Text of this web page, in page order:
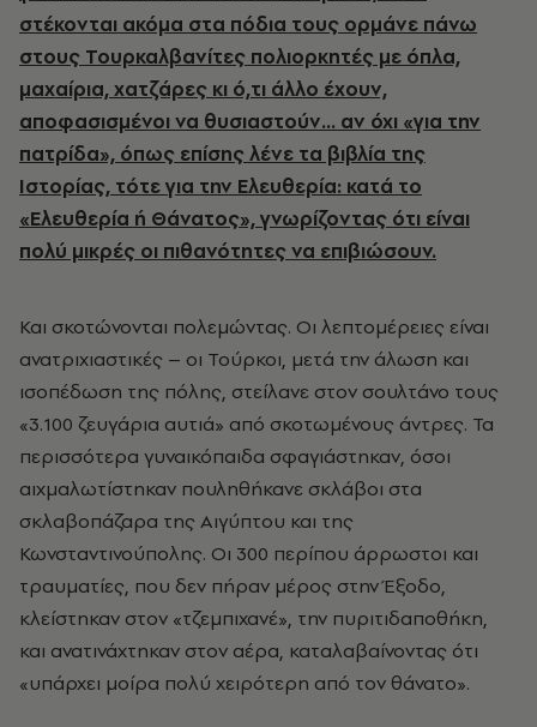
στέκονται ακόμα στα πόδια τους ορμάνε πάνω
στους Τουρκαλβανίτες πολιορκητές με όπλα,
μαχαίρια, χατζάρες κι ό,τι άλλο έχουν,
αποφασισμένοι να θυσιαστούν… αν όχι «για την
πατρίδα», όπως επίσης λένε τα βιβλία της
Ιστορίας, τότε για την Ελευθερία: κατά το
«Ελευθερία ή Θάνατος», γνωρίζοντας ότι είναι
πολύ μικρές οι πιθανότητες να επιβιώσουν.
Και σκοτώνονται πολεμώντας. Οι λεπτομέρειες είναι
ανατριχιαστικές – οι Τούρκοι, μετά την άλωση και
ισοπέδωση της πόλης, στείλανε στον σουλτάνο τους
«3.100 ζευγάρια αυτιά» από σκοτωμένους άντρες. Τα
περισσότερα γυναικόπαιδα σφαγιάστηκαν, όσοι
αιχμαλωτίστηκαν πουληθήκανε σκλάβοι στα
σκλαβοπάζαρα της Αιγύπτου και της
Κωνσταντινούπολης. Οι 300 περίπου άρρωστοι και
τραυματίες, που δεν πήραν μέρος στην Έξοδο,
κλείστηκαν στον «τζεμπιχανέ», την πυριτιδαποθήκη,
και ανατινάχτηκαν στον αέρα, καταλαβαίνοντας ότι
«υπάρχει μοίρα πολύ χειρότερη από τον θάνατο».